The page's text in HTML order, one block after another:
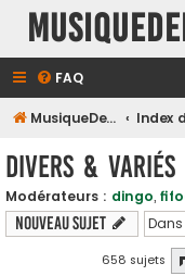
FAQ
MusiqueDePub.com
Divers & Variés
Modérateurs : dingo,
Nouveau sujet
658 sujets